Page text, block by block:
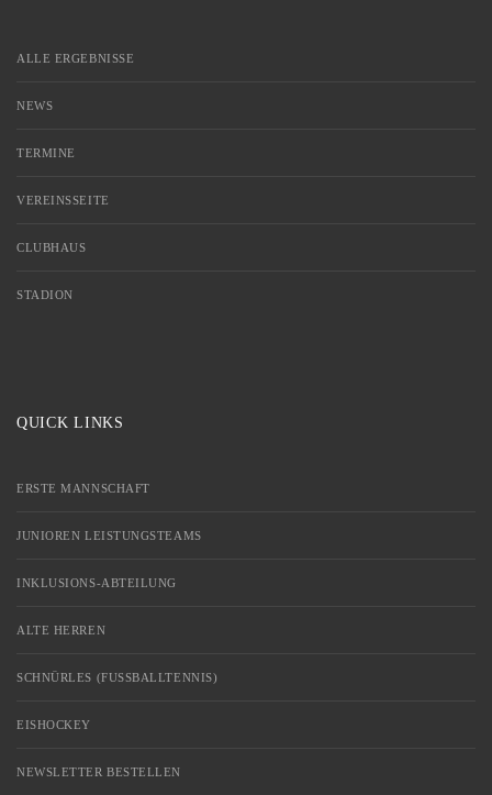
ALLE ERGEBNISSE
NEWS
TERMINE
VEREINSSEITE
CLUBHAUS
STADION
QUICK LINKS
ERSTE MANNSCHAFT
JUNIOREN LEISTUNGSTEAMS
INKLUSIONS-ABTEILUNG
ALTE HERREN
SCHNÜRLES (FUSSBALLTENNIS)
EISHOCKEY
NEWSLETTER BESTELLEN